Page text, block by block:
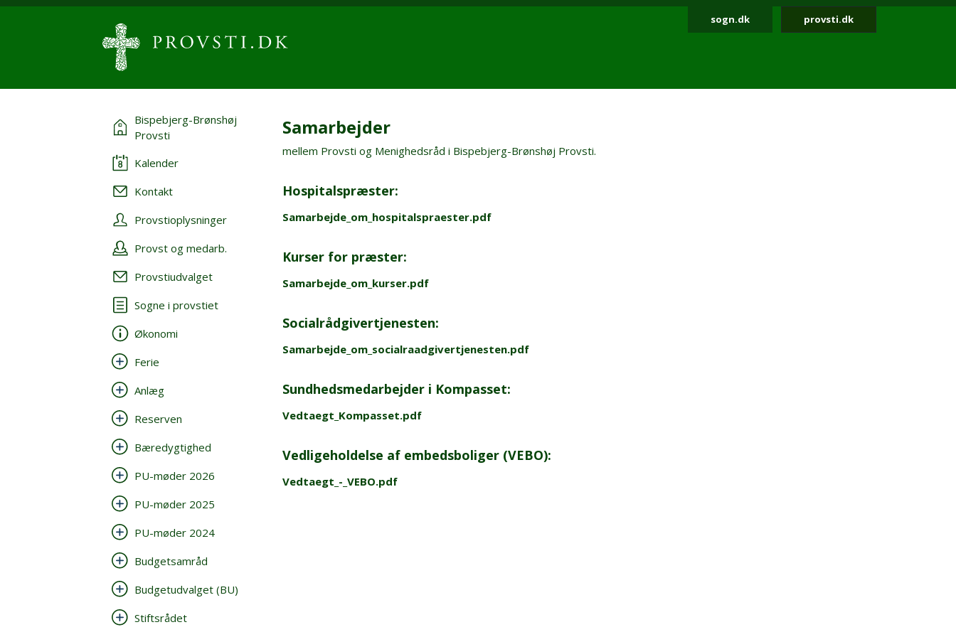
sogn.dk provsti.dk
Bispebjerg-Brønshøj
Provsti
Kalender
Kontakt
Provstioplysninger
Provst og medarb.
Provstiudvalget
Sogne i provstiet
Økonomi
Ferie
Anlæg
Reserven
Bæredygtighed
PU-møder 2026
PU-møder 2025
PU-møder 2024
Budgetsamråd
Budgetudvalget (BU)
Stiftsrådet
Samarbejder
mellem Provsti og Menighedsråd i Bispebjerg-Brønshøj Provsti.
Hospitalspræster:
Samarbejde_om_hospitalspraester.pdf
Kurser for præster:
Samarbejde_om_kurser.pdf
Socialrådgivertjenesten:
Samarbejde_om_socialraadgivertjenesten.pdf
Sundhedsmedarbejder i Kompasset:
Vedtaegt_Kompasset.pdf
Vedligeholdelse af embedsboliger (VEBO):
Vedtaegt_-_VEBO.pdf